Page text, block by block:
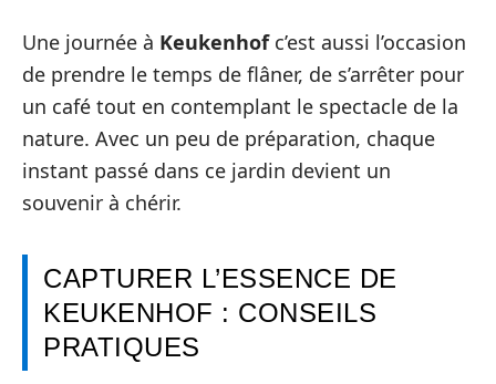
Une journée à Keukenhofc’est aussi l’occasion
de prendre le temps de flâner, de s’arrêter pour
un café tout en contemplant le spectacle de la
nature. Avec un peu de préparation, chaque
instant passé dans ce jardin devient un
souvenir à chérir.
CAPTURER L’ESSENCE DE
KEUKENHOF : CONSEILS
PRATIQUES